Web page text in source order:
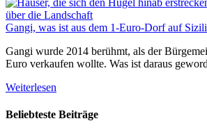
Gangi, was ist aus dem 1-Euro-Dorf auf
Gangi wurde 2014 berühmt, als der
Euro verkaufen wollte. Was ist daraus
Weiterlesen
Beliebteste Beiträge